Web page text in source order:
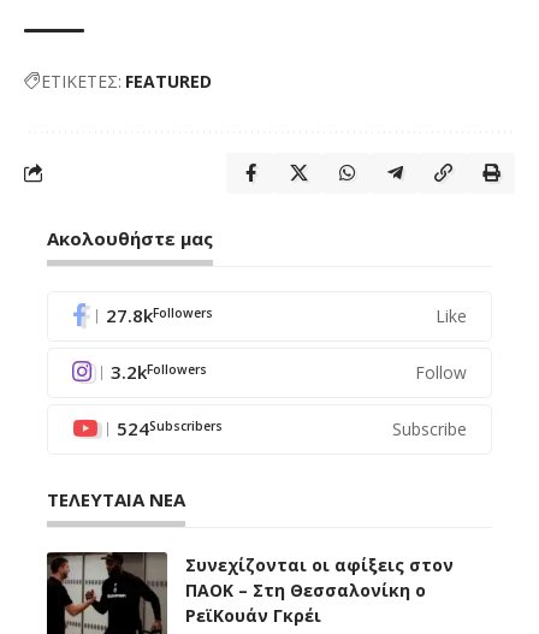
ΕΤΙΚΕΤΕΣ: FEATURED
Ακολουθήστε μας
27.8kFollowers Like
3.2kFollowers Follow
524Subscribers Subscribe
ΤΕΛΕΥΤΑΙΑ ΝΕΑ
Συνεχίζονται οι αφίξεις στον
ΠΑΟΚ – Στη Θεσσαλονίκη ο
ΡεϊΚουάν Γκρέι